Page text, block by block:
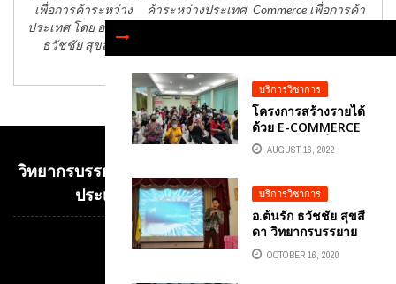
บริการวิชาการ
โครงการสร้างรายได้
ด้วย E-COMMERCE
หัวข้อ แนะเครื่องวิเศษ
สร้างการตลาด
อ.ดร.ต้นรัก ธวัชชัย
สุขสีดา
AUGUST 16, 2022
บริการวิชาการ
อ.ต้นรัก ธวัชชัย สุขสี
ดา วิทยากรบรรยาย
FACEBOOK ADS มือ
ใหม่พลาดไม่ได้
OCTOBER 16, 2020
เพื่อการค้าระหว่าง
ประเทศ โดย อาจารย์
ธวัชชัย สุขสีดา
ค้าระหว่างประเทศ Commerce เพื่อการค้า
วิทยากรบรรยาย E-COMMERCE เพื่อการค้าระหว่าง
ประเทศ อ.ดร.ต้นรัก ธวัชชัย สุขสีดา